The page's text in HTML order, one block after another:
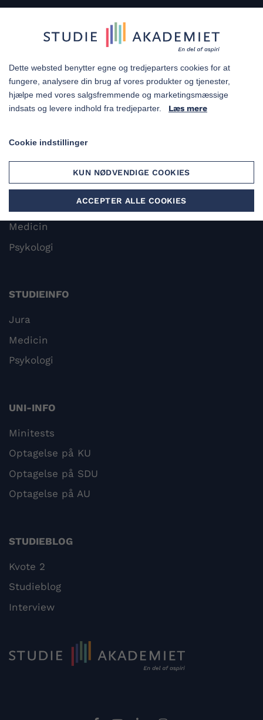
info@studieakademiet.dk
Falkoner Allé 13, 1.
KURSER
Medicin
Psykologi
STUDIEINFO
Jura
Medicin
Psykologi
UNI-INFO
Minitests
Optagelse på KU
Optagelse på SDU
Optagelse på AU
STUDIEBLOG
Kvote 2
Studieblog
Interview
Dette websted benytter egne og tredjeparters cookies for at
fungere, analysere din brug af vores produkter og tjenester,
hjælpe med vores salgsfremmende og marketingsmæssige
indsats og levere indhold fra tredjeparter. Læs mere
Cookie indstillinger
KUN NØDVENDIGE COOKIES
ACCEPTER ALLE COOKIES